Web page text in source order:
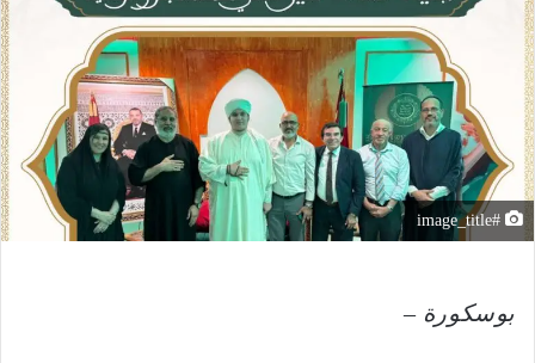
#image_title
بوسكورة –